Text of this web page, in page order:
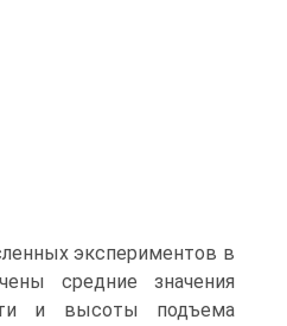
экспериментов в
средние зна­чения
и высоты подъема